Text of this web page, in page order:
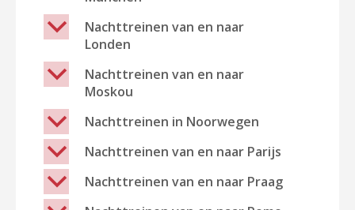
b
Nachttreinen van en naar
Londen
b
Nachttreinen van en naar
Moskou
b Nachttreinen in Noorwegen
b Nachttreinen van en naar Parijs
b Nachttreinen van en naar Praag